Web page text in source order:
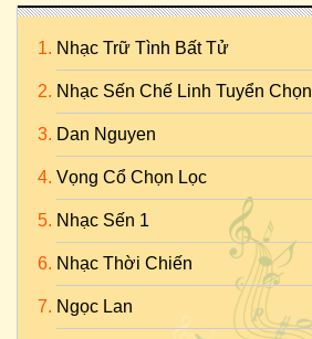
Nhạc Trữ Tình Bất Tử
Nhạc Sến Chế Linh Tuyển Chọn
Dan Nguyen
Vọng Cổ Chọn Lọc
Nhạc Sến 1
Nhạc Thời Chiến
Ngọc Lan